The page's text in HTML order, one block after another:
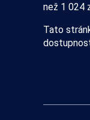
než 1 024
Tato